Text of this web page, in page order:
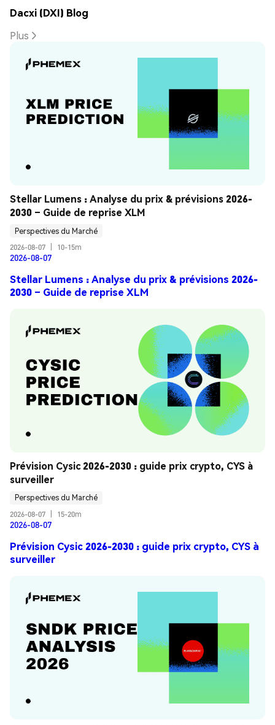
Dacxi (DXI) Blog
Plus
Stellar Lumens : Analyse du prix & prévisions 2026-
2030 – Guide de reprise XLM
Perspectives du Marché
2026-08-07
10-15m
2026-08-07
Stellar Lumens : Analyse du prix & prévisions 2026-
2030 – Guide de reprise XLM
Prévision Cysic 2026-2030 : guide prix crypto, CYS à
surveiller
Perspectives du Marché
2026-08-07
15-20m
2026-08-07
Prévision Cysic 2026-2030 : guide prix crypto, CYS à
surveiller